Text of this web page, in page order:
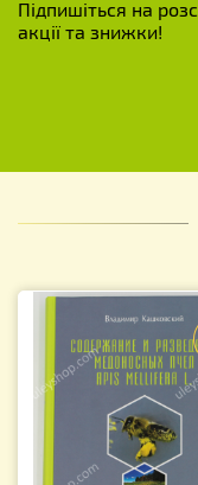
Підпишіться на
акції та знижки!